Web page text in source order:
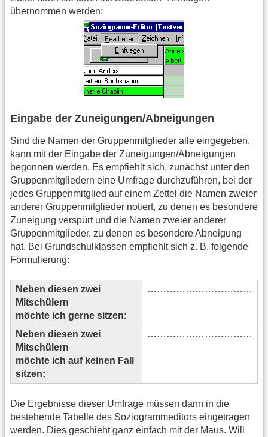
übernommen werden:
Eingabe der Zuneigungen/Abneigungen
Sind die Namen der Gruppenmitglieder alle eingegeben,
kann mit der Eingabe der Zuneigungen/Abneigungen
begonnen werden. Es empfiehlt sich, zunächst unter den
Gruppenmitgliedern eine Umfrage durchzuführen, bei der
jedes Gruppenmitglied auf einem Zettel die Namen zweier
anderer Gruppenmitglieder notiert, zu denen es besondere
Zuneigung verspürt und die Namen zweier anderer
Gruppenmitglieder, zu denen es besondere Abneigung
hat. Bei Grundschulklassen empfiehlt sich z. B. folgende
Formulierung:
Neben diesen zwei
Mitschülern
möchte ich gerne sitzen:
……………………………
Neben diesen zwei
Mitschülern
möchte ich auf keinen Fall
sitzen:
……………………………
Die Ergebnisse dieser Umfrage müssen dann in die
bestehende Tabelle des Soziogrammeditors eingetragen
werden. Dies geschieht ganz einfach mit der Maus. Will